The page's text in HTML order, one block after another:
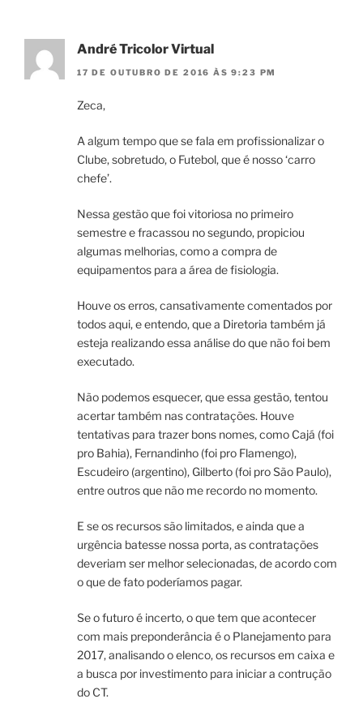
André Tricolor Virtual
17 DE OUTUBRO DE 2016 ÀS 9:23 PM
Zeca,
A algum tempo que se fala em profissionalizar o
Clube, sobretudo, o Futebol, que é nosso ‘carro
chefe’.
Nessa gestão que foi vitoriosa no primeiro
semestre e fracassou no segundo, propiciou
algumas melhorias, como a compra de
equipamentos para a área de fisiologia.
Houve os erros, cansativamente comentados por
todos aqui, e entendo, que a Diretoria também já
esteja realizando essa análise do que não foi bem
executado.
Não podemos esquecer, que essa gestão, tentou
acertar também nas contratações. Houve
tentativas para trazer bons nomes, como Cajá (foi
pro Bahia), Fernandinho (foi pro Flamengo),
Escudeiro (argentino), Gilberto (foi pro São Paulo),
entre outros que não me recordo no momento.
E se os recursos são limitados, e ainda que a
urgência batesse nossa porta, as contratações
deveriam ser melhor selecionadas, de acordo com
o que de fato poderíamos pagar.
Se o futuro é incerto, o que tem que acontecer
com mais preponderância é o Planejamento para
2017, analisando o elenco, os recursos em caixa e
a busca por investimento para iniciar a contrução
do CT.